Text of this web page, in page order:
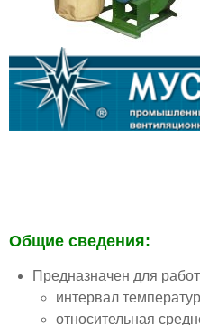
Общие сведения:
Предназначен для
интервал
относительная